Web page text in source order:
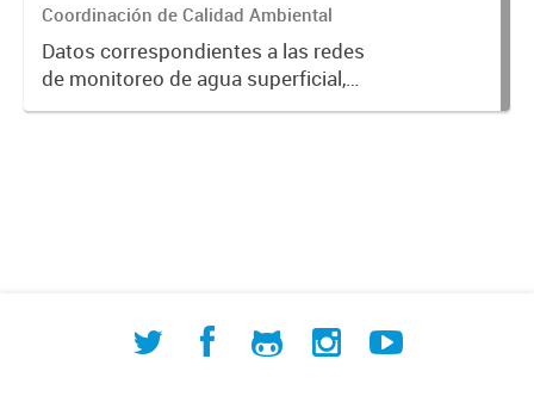
Coordinación de Calidad Ambiental
Datos correspondientes a las redes
de monitoreo de agua superficial,
subterránea y humedales (cuerpos